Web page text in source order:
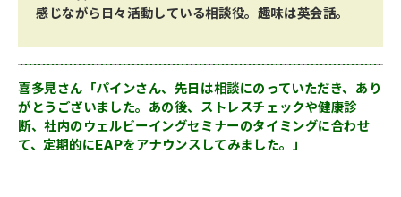
感じながら日々活動している相談役。趣味は英会話。
喜多見さん「パインさん、先日は相談にのっていただき、あり
がとうございました。あの後、ストレスチェックや健康診
断、社内のウェルビーイングセミナーのタイミングに合わせ
て、定期的にEAPをアナウンスしてみました。」